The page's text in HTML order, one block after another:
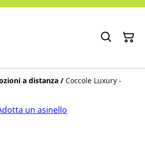
a distanza / Coccole Luxury -